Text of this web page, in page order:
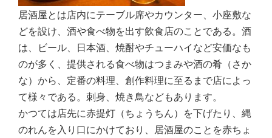
居酒屋とは店内にテーブル席やカウンター、小座敷な
どを設け、酒や食べ物を出す飲食店のことである。酒
は、ビール、日本酒、焼酎やチューハイなど安価なも
のが多く、提供される食べ物はつまみや酒の肴（さか
な）から、定番の料理、創作料理に至るまで店によっ
て様々である。刺身、焼き鳥などもあります。
かつては店先に赤提灯（ちょうちん）を下げたり、縄
のれんを入り口にかけており、居酒屋のことを赤ちょ